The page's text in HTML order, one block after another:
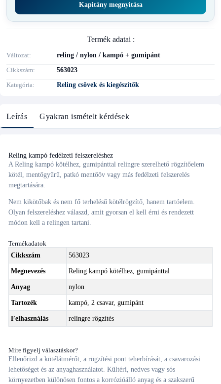
Kapitány megnyitása
Termék adatai :
Változat
reling / nylon / kampó + gumipánt
Cikkszám
563023
Kategória
Reling csövek és kiegészítők
Leírás Gyakran ismételt kérdések
Reling kampó fedélzeti felszereléshez
A Reling kampó kötélhez, gumipánttal relingre szerelhető rögzítőelem
kötél, mentőgyűrű, patkó mentőöv vagy más fedélzeti felszerelés
megtartására.
Nem kikötőbak és nem fő terhelésű kötélrögzítő, hanem tartóelem.
Olyan felszereléshez válaszd, amit gyorsan el kell érni és rendezett
módon kell a relingen tartani.
Termékadatok
Cikkszám
563023
Megnevezés Reling kampó kötélhez, gumipánttal
Anyag nylon
Tartozék kampó, 2 csavar, gumipánt
Felhasználás relingre rögzítés
Mire figyelj választáskor?
Ellenőrizd a kötélátmérőt, a rögzítési pont teherbírását, a csavarozási
lehetőséget és az anyaghasználatot. Kültéri, nedves vagy sós
környezetben különösen fontos a korrózióálló anyag és a szakszerű